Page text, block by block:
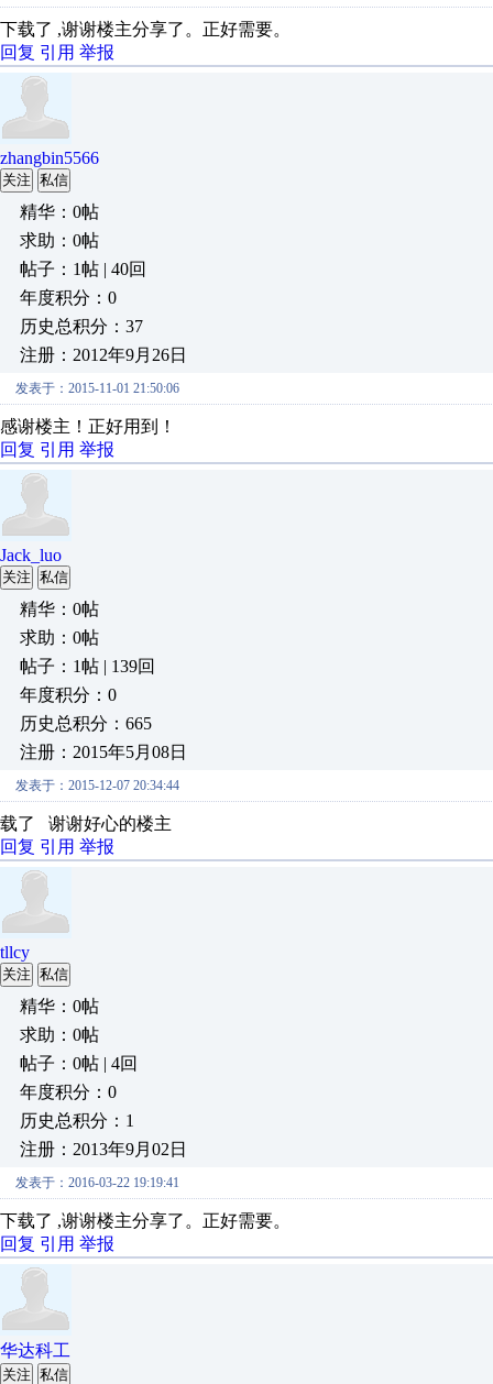
下载了 ,谢谢楼主分享了。正好需要。
回复 引用 举报
zhangbin5566
关注 私信
精华：0帖
求助：0帖
帖子：1帖 | 40回
年度积分：0
历史总积分：37
注册：2012年9月26日
发表于：2015-11-01 21:50:06
感谢楼主！正好用到！
回复 引用 举报
Jack_luo
关注 私信
精华：0帖
求助：0帖
帖子：1帖 | 139回
年度积分：0
历史总积分：665
注册：2015年5月08日
发表于：2015-12-07 20:34:44
载了 谢谢好心的楼主
回复 引用 举报
tllcy
关注 私信
精华：0帖
求助：0帖
帖子：0帖 | 4回
年度积分：0
历史总积分：1
注册：2013年9月02日
发表于：2016-03-22 19:19:41
下载了 ,谢谢楼主分享了。正好需要。
回复 引用 举报
华达科工
关注 私信